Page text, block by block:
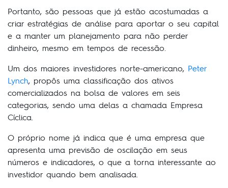
Portanto, são pessoas que já estão acostumadas a
criar estratégias de análise para aportar o seu capital
e a manter um planejamento para não perder
dinheiro, mesmo em tempos de recessão.
Um dos maiores investidores norte-americano, Peter
Lynch, propôs uma classificação dos ativos
comercializados na bolsa de valores em seis
categorias, sendo uma delas a chamada Empresa
Cíclica.
O próprio nome já indica que é uma empresa que
apresenta uma previsão de oscilação em seus
números e indicadores, o que a torna interessante ao
investidor quando bem analisada.